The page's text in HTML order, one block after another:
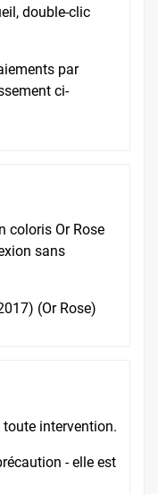
double-clic
par
ci-
coloris Or Rose
sans
(Or Rose)
toute intervention.
- elle est